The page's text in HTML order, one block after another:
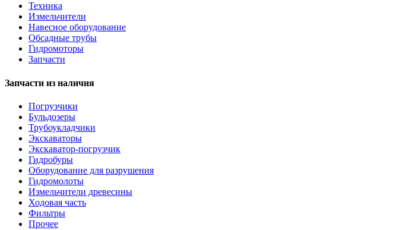
Техника
Измельчители
Навесное оборудование
Обсадные трубы
Гидромоторы
Запчасти
Запчасти из наличия
Погрузчики
Бульдозеры
Трубоукладчики
Экскаваторы
Экскаватор-погрузчик
Гидробуры
Оборудование для разрушения
Гидромолоты
Измельчители древесины
Ходовая часть
Фильтры
Прочее